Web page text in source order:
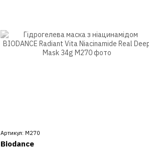
Артикул: М270
Biodance